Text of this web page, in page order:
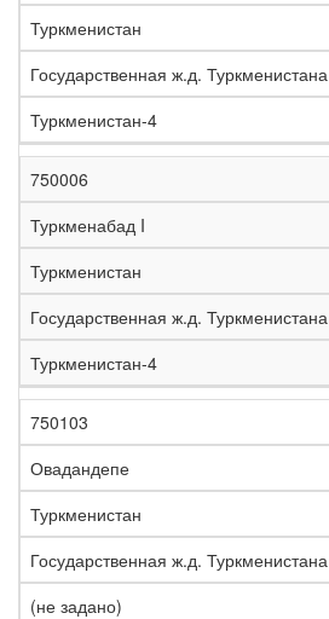
Туркменистан
Государственная ж.д. Туркменистана
Туркменистан-4
750006
Туркменабад I
Туркменистан
Государственная ж.д. Туркменистана
Туркменистан-4
750103
Овадандепе
Туркменистан
Государственная ж.д. Туркменистана
(не задано)